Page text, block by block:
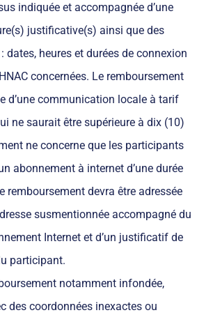
indiquée et accompagnée d’une
justificative(s) ainsi que des
heures et durées de connexion
concernées. Le remboursement
d’une communication locale à tarif
ne saurait être supérieure à dix (10)
ne concerne que les participants
abonnement à internet d’une durée
remboursement devra être adressée
susmentionnée accompagné du
Internet et d’un justificatif de
participant.
notamment infondée,
des coordonnées inexactes ou